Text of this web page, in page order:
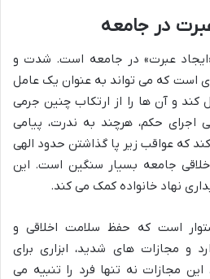
در جامعه
«ایجاد عبرت» در جامعه است. شدت و
است که می تواند به عنوان یک عامل
کند و آن ها را از ارتکاب چنین جرمی
حکم، هرچند به ندرت، پیامی
که عواقب زیر پا گذاشتن حدود الهی
جامعه بسیار سنگین است. این
نهاد خانواده کمک می کند.
است که حفظ سلامت اخلاقی و
و مجازات های شدید، ابزاری برای
مجازات نه تنها فرد را تنبیه می